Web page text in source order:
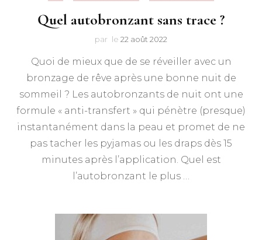
Quel autobronzant sans trace ?
par le 22 août 2022
Quoi de mieux que de se réveiller avec un
bronzage de rêve après une bonne nuit de
sommeil ? Les autobronzants de nuit ont une
formule « anti-transfert » qui pénètre (presque)
instantanément dans la peau et promet de ne
pas tacher les pyjamas ou les draps dès 15
minutes après l’application. Quel est
l’autobronzant le plus …